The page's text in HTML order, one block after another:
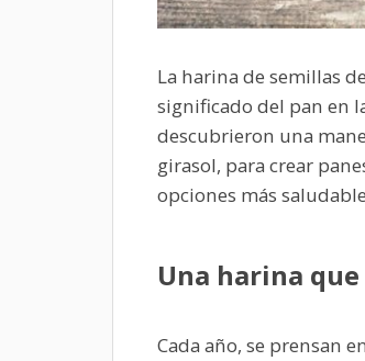
La harina de semillas
significado del pan en
descubrieron una
girasol, para crear
opciones más
Una harina
Cada año, se prensan